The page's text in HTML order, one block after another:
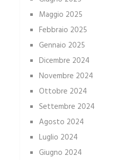
Maggio 2025
Febbraio 2025
Gennaio 2025
Dicembre 2024
Novembre 2024
Ottobre 2024
Settembre 2024
Agosto 2024
Luglio 2024
Giugno 2024